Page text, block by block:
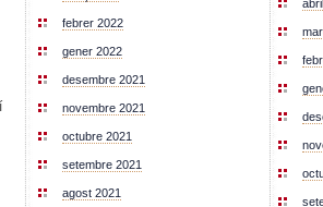
febrer 2022
gener 2022
desembre 2021
novembre 2021
octubre 2021
setembre 2021
agost 2021